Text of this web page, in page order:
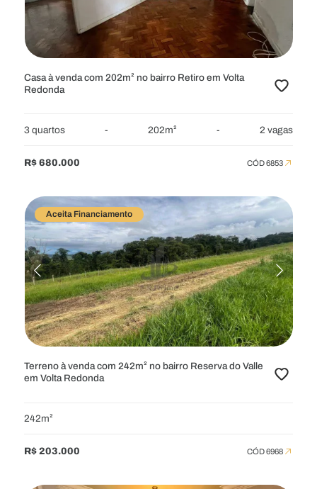
Casa à venda com 202m² no bairro Retiro em Volta
Redonda
3 quartos - 202m² - 2 vagas
R$ 680.000 CÓD 6853
Aceita Financiamento
Terreno à venda com 242m² no bairro Reserva do Valle
em Volta Redonda
242m²
R$ 203.000 CÓD 6968